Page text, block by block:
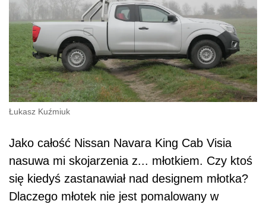
Łukasz Kuźmiuk
Jako całość Nissan Navara King Cab Visia
nasuwa mi skojarzenia z... młotkiem. Czy ktoś
się kiedyś zastanawiał nad designem młotka?
Dlaczego młotek nie jest pomalowany w